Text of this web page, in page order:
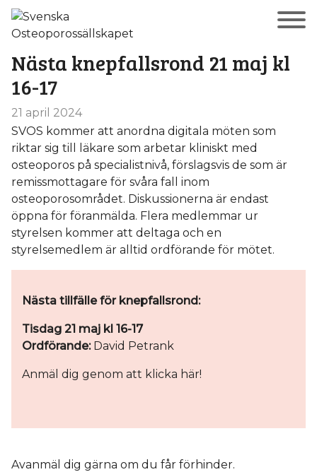
Nästa knepfallsrond 21 maj kl
16-17
21 april 2024
SVOS kommer att anordna digitala möten som
riktar sig till läkare som arbetar kliniskt med
osteoporos på specialistnivå, förslagsvis de som är
remissmottagare för svåra fall inom
osteoporosområdet. Diskussionerna är endast
öppna för föranmälda. Flera medlemmar ur
styrelsen kommer att deltaga och en
styrelsemedlem är alltid ordförande för mötet.
Nästa tillfälle för knepfallsrond:
Tisdag 21 maj kl 16-17
Ordförande: David Petrank
Anmäl dig genom att klicka här!
Avanmäl dig gärna om du får förhinder.